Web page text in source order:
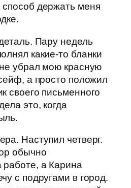
держать меня
Пару недель
какие-то бланки
убрал мою красную
а просто положил
своего письменного
это, когда
Наступил четверг.
обычно
работе, а Карина
с подругами в город.